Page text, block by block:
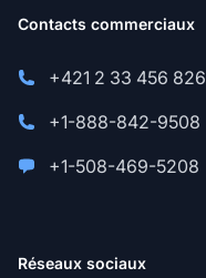
Contacts commerciaux
+421 2 33 456 826
+1-888-842-9508
+1-508-469-5208
Réseaux sociaux